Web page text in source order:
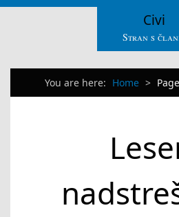
Civi
Stran s
You are here: Home >